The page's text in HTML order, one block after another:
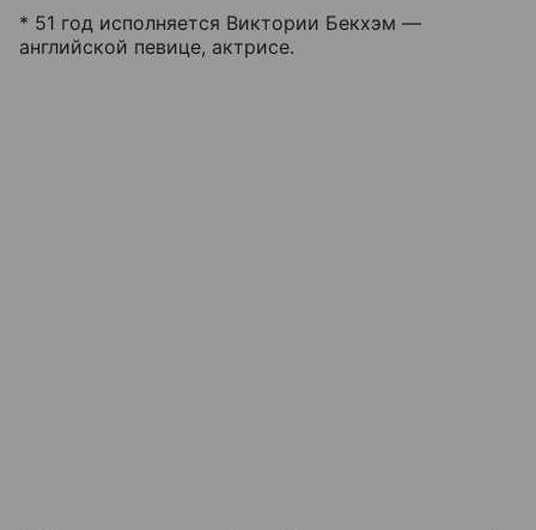
* 51 год исполняется Виктории Бекхэм —
английской певице, актрисе.